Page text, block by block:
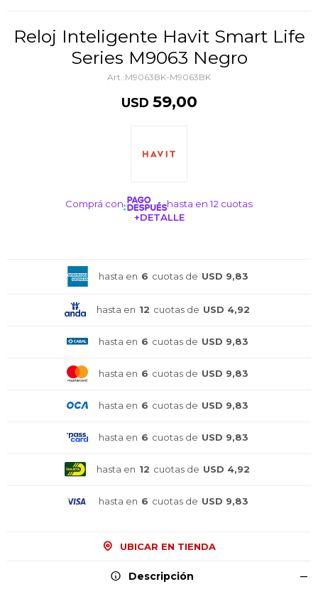
Reloj Inteligente Havit Smart Life
Series M9063 Negro
M9063BK-M9063BK
USD 59,00
Comprá con
hasta en 12 cuotas
+DETALLE
hasta en 6 cuotas de USD 9,83
hasta en 12 cuotas de USD 4,92
hasta en 6 cuotas de USD 9,83
hasta en 6 cuotas de USD 9,83
hasta en 6 cuotas de USD 9,83
hasta en 6 cuotas de USD 9,83
hasta en 12 cuotas de USD 4,92
hasta en 6 cuotas de USD 9,83
UBICAR EN TIENDA
Descripción
¡Sumate a la forma más ágil de
Comprá en 3 cuotas sin recargo o hasta en
¡Sumate a la forma más ágil de
Comprá en 3 cuotas sin recargo o hasta en
¡Sumate a la forma más ágil de
Comprá en 3 cuotas sin recargo o hasta en